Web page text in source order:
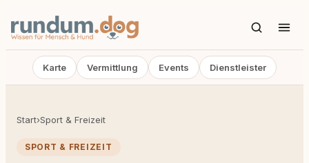
Karte Vermittlung Events Dienstleister
Start›Sport & Freizeit
SPORT & FREIZEIT